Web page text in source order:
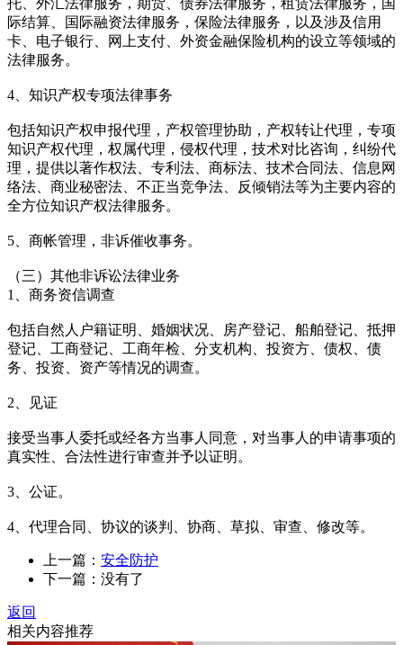
际结算、国际融资法律服务，保险法律服务，以及涉及信用
卡、电子银行、网上支付、外资金融保险机构的设立等领域的
法律服务。
4、知识产权专项法律事务
包括知识产权申报代理，产权管理协助，产权转让代理，专项
知识产权代理，权属代理，侵权代理，技术对比咨询，纠纷代
理，提供以著作权法、专利法、商标法、技术合同法、信息网
络法、商业秘密法、不正当竞争法、反倾销法等为主要内容的
全方位知识产权法律服务。
5、商帐管理，非诉催收事务。
（三）其他非诉讼法律业务
1、商务资信调查
包括自然人户籍证明、婚姻状况、房产登记、船舶登记、抵押
登记、工商登记、工商年检、分支机构、投资方、债权、债
务、投资、资产等情况的调查。
2、见证
接受当事人委托或经各方当事人同意，对当事人的申请事项的
真实性、合法性进行审查并予以证明。
3、公证。
4、代理合同、协议的谈判、协商、草拟、审查、修改等。
上一篇： 安全防护
下一篇：没有了
返回
相关内容推荐